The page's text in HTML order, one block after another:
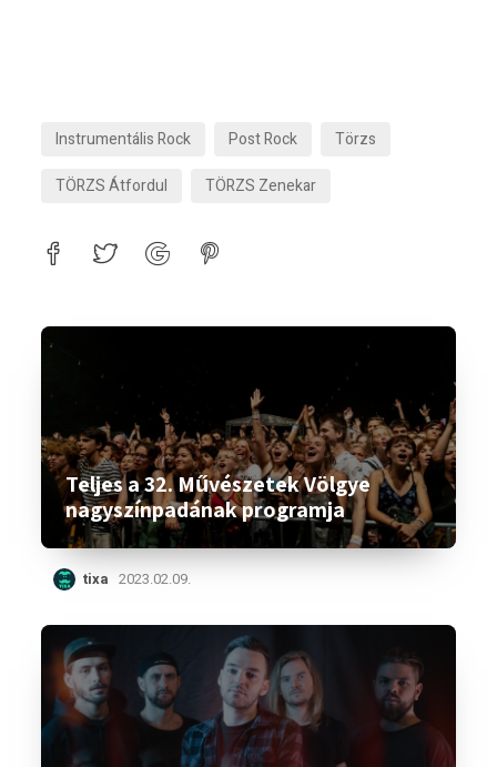
Instrumentális Rock Post Rock
Törzs
TÖRZS Átfordul
TÖRZS Zenekar
Teljes a 32. Művészetek Völgye
nagyszínpadának programja
tixa 2023.02.09.